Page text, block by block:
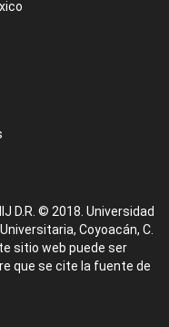
D.R. © 2018. Universidad
Coyoacán, C.
sitio web puede ser
que se cite la fuente de